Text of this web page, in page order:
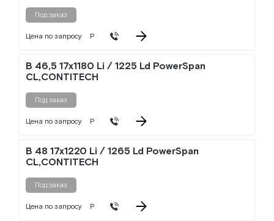
Под заказ
Цена по запросу Р
B 46,5 17x1180 Li / 1225 Ld PowerSpan
CL,CONTITECH
Под заказ
Цена по запросу Р
B 48 17x1220 Li / 1265 Ld PowerSpan
CL,CONTITECH
Под заказ
Цена по запросу Р